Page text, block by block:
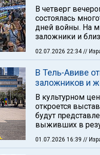
В четверг
состоялась
дней войны. На
заложники и
02.07.2026 22:34//
В Тель-Авиве
заложников и
В культурном
откроется
будут
выживших в
01.07.2026 16:39 //